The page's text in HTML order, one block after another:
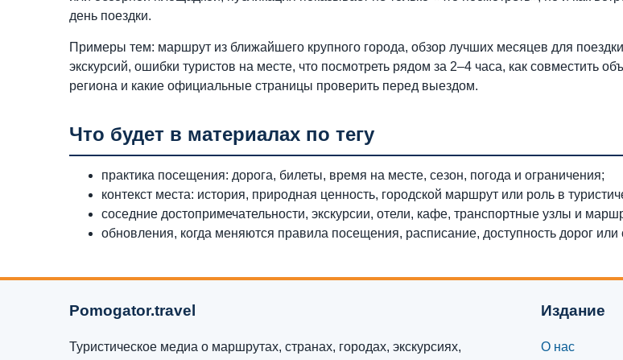
день поездки.
Примеры тем: маршрут из ближайшего крупного города, обзор лучших месяцев для
экскурсий, ошибки туристов на месте, что посмотреть рядом за 2–4 часа, как совместить
региона и какие официальные страницы проверить перед выездом.
Что будет в материалах по тегу
практика посещения: дорога, билеты, время на месте, сезон, погода и ограничения;
контекст места: история, природная ценность, городской маршрут или роль в
соседние достопримечательности, экскурсии, отели, кафе, транспортные узлы и
обновления, когда меняются правила посещения, расписание, доступность дорог или
Pomogator.travel
Туристическое медиа о маршрутах, странах, городах, экскурсиях,
Издание
О нас